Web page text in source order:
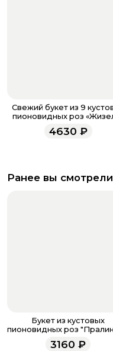
Свежий букет из 9
пионовидных роз
4630 ₽
Ранее вы смотрели
Букет из кустовых
пионовидных роз
3160 ₽